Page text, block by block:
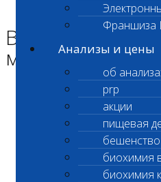
Франшиза
Анализы и цены
об
prp
акции
пищевая
бешенство
биохимия
биохимия
Возобновлен прием
Возобновлен
материала!